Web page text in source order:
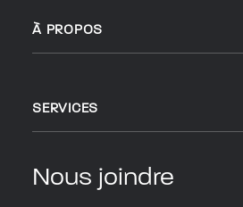
À PROPOS
SERVICES
Nous joindre